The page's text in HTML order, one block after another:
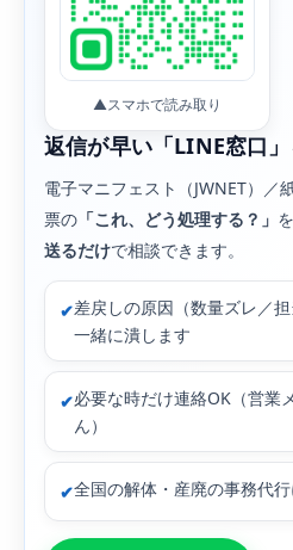
▲スマホで読み取り
返信が早い「LINE窓口
電子マニフェスト（JWNET）／
票の 「これ、どう処理する？」
送るだけで相談できます。
✔差戻しの原因（数量ズレ／
一緒に潰します
✔必要な時だけ連絡OK（営業
ん）
✔全国の解体・産廃の事務代